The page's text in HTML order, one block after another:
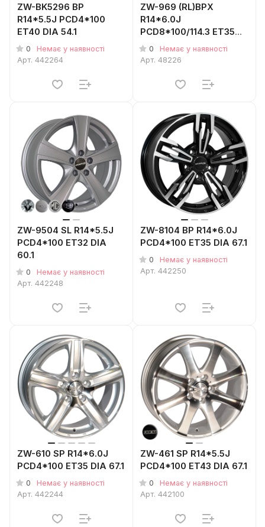
ZW-BK5296 BP
R14*5.5J PCD4*100
ET40 DIA 54.1
0
Немає у наявності
Арт. 442264
ZW-969 (RL)BPX
R14*6.0J
PCD8*100/114.3 ET35
DIA 67.1
0
Немає у наявності
Арт. 48226
ZW-9504 SL R14*5.5J
PCD4*100 ET32 DIA
60.1
0
Немає у наявності
Арт. 442248
ZW-8104 BP R14*6.0J
PCD4*100 ET35 DIA 67.1
0
Немає у наявності
Арт. 442250
ZW-610 SP R14*6.0J
PCD4*100 ET35 DIA 67.1
0
Немає у наявності
Арт. 442244
ZW-461 SP R14*5.5J
PCD4*100 ET43 DIA 67.1
0
Немає у наявності
Арт. 442100